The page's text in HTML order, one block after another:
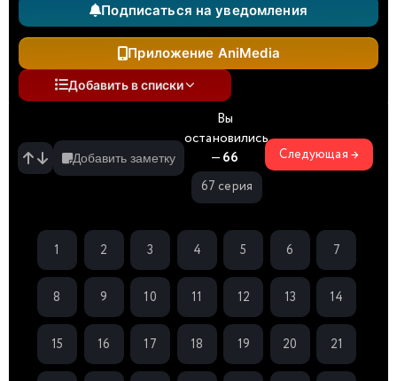
Подписаться на уведомления
Приложение AniMedia
Добавить в списки
Добавить заметку
Вы
остановились
—66
67 серия
Следующая →
1 2 3 4 5 6 7
8 9 10 11 12 13 14
15 16 17 18 19 20 21